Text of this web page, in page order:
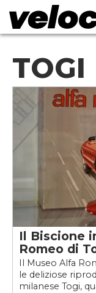
TOGI
Il Biscione
Romeo di
Il Museo Alfa
le deliziose
milanese Togi,